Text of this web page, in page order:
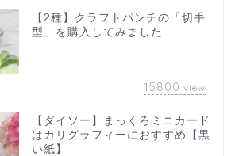
【2種】クラフトパンチの「切手
型」を購入してみました
15800 view
【ダイソー】まっくろミニカード
はカリグラフィーにおすすめ【黒
い紙】